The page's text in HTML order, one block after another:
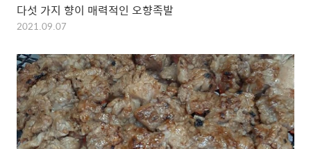
다섯 가지 향이 매력적인 오향족발
2021.09.07